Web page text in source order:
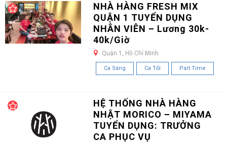
NHÀ HÀNG FRESH MIX
QUẬN 1 TUYỂN DỤNG
NHÂN VIÊN – Lương 30k-
40k/Giờ
Quận 1, Hồ Chí Minh
Ca Sáng Ca Tối Part Time
HỆ THỐNG NHÀ HÀNG
NHẬT MORICO – MIYAMA
TUYỂN DỤNG: TRƯỞNG
CA PHỤC VỤ